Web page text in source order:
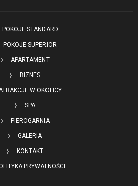
POKOJE STANDARD
POKOJE SUPERIOR
APARTAMENT
BIZNES
W OKOLICY
SPA
PIEROGARNIA
GALERIA
KONTAKT
PRYWATNOŚCI